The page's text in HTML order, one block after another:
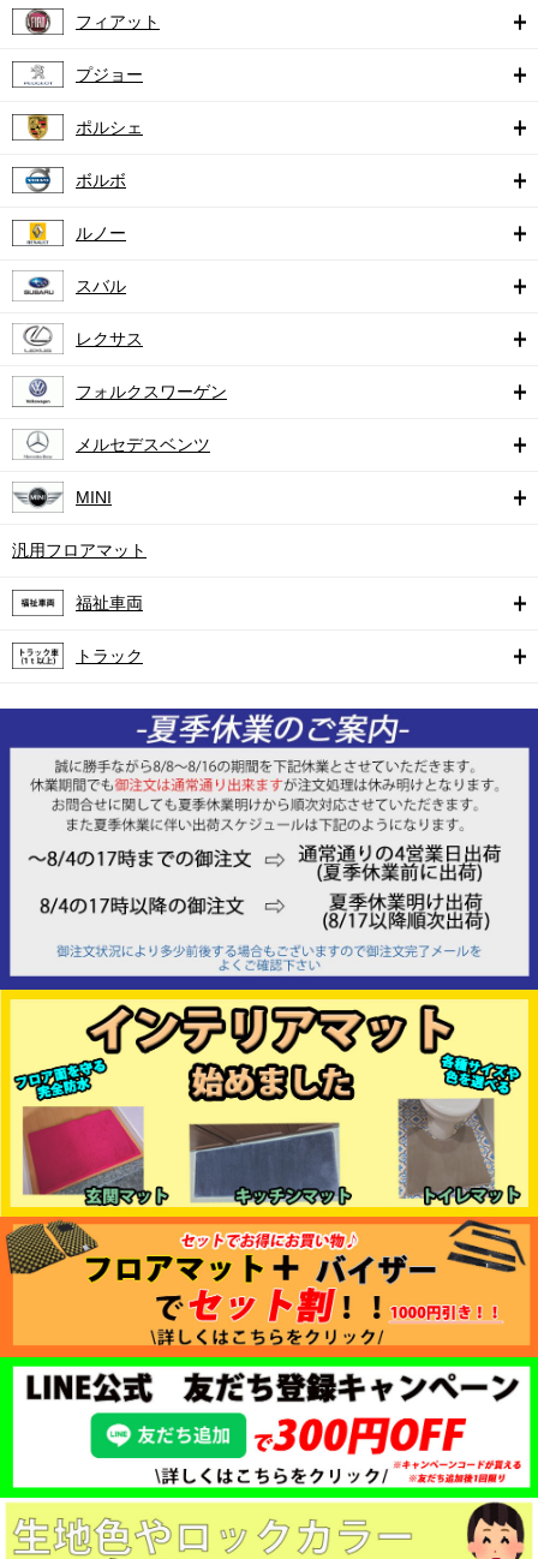
フィアット
プジョー
ポルシェ
ボルボ
ルノー
スバル
レクサス
フォルクスワーゲン
メルセデスベンツ
MINI
汎用フロアマット
福祉車両
トラック